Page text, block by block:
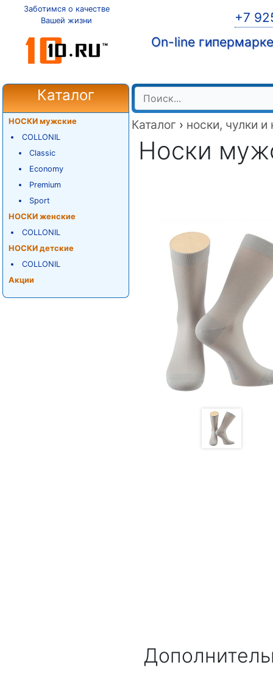
Заботимся о качестве
Вашей жизни
+7
On-line
Каталог
НОСКИ мужские
COLLONIL
Classic
Economy
Premium
Sport
НОСКИ женские
COLLONIL
НОСКИ детские
COLLONIL
Акции
Каталог › носки, чулки и
Носки